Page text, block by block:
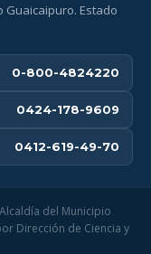
Guaicaipuro. Estado
0-800-4824220
0424-178-9609
0412-619-49-70
del Municipio
Dirección de Ciencia y